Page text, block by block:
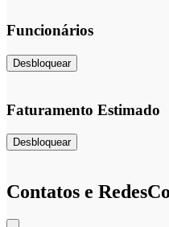
Funcionários
Desbloquear
Faturamento Estimado
Desbloquear
Contatos e Redes